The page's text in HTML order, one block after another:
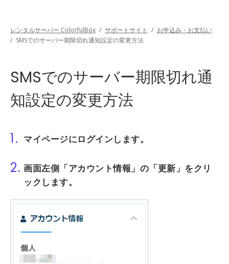
レンタルサーバー ColorfulBox / サポートサイト / お申込み・お支払い
/ SMSでのサーバー期限切れ通知設定の変更方法
SMSでのサーバー期限切れ通
知設定の変更方法
1. マイページにログインします。
2. 画面左側 「アカウント情報」 の 「更新」 をクリ
ックします。